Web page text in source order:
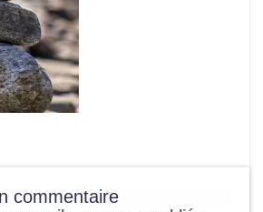
commentaire